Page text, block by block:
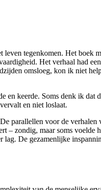
tegenkomen. Het boek
Het verhaal had
omsloeg, kon ik niet
en keerde. Soms denk ik dat
en niet loslaat.
parallellen voor de verhalen
zondig, maar soms voelde
De gezamenlijke